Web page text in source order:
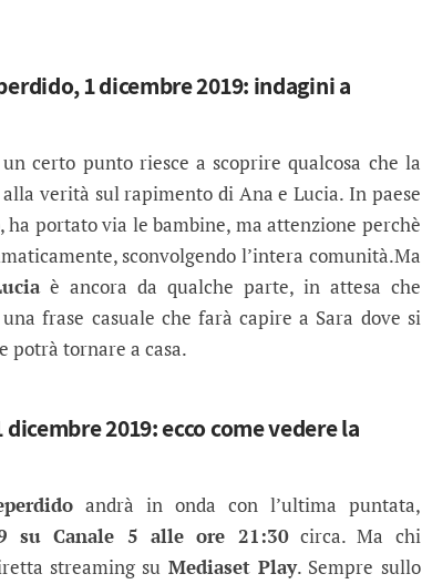
1 dicembre 2019: indagini a
certo punto riesce a scoprire qualcosa che la
verità sul rapimento di Ana e Lucia. In paese
portato via le bambine, ma attenzione perchè
sconvolgendo l’intera comunità.Ma
è ancora da qualche parte, in attesa che
frase casuale che farà capire a Sara dove si
potrà tornare a casa.
2019: ecco come vedere la
andrà in onda con l’ultima puntata,
su Canale 5 alle ore 21:30circa. Ma chi
streaming su Mediaset Play. Sempre sullo